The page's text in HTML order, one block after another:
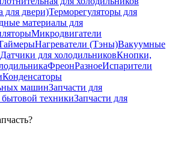
для двери)Терморегуляторы для
материалы для
Микродвигатели
Нагреватели (Тэны)Вакуумные
Датчики для холодильниковКнопки,
ФреонРазноеИспарители
Конденсаторы
машинЗапчасти для
бытовой техникиЗапчасти для